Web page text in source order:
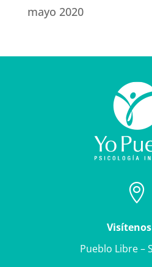
mayo 2020

Pueblo Libre –